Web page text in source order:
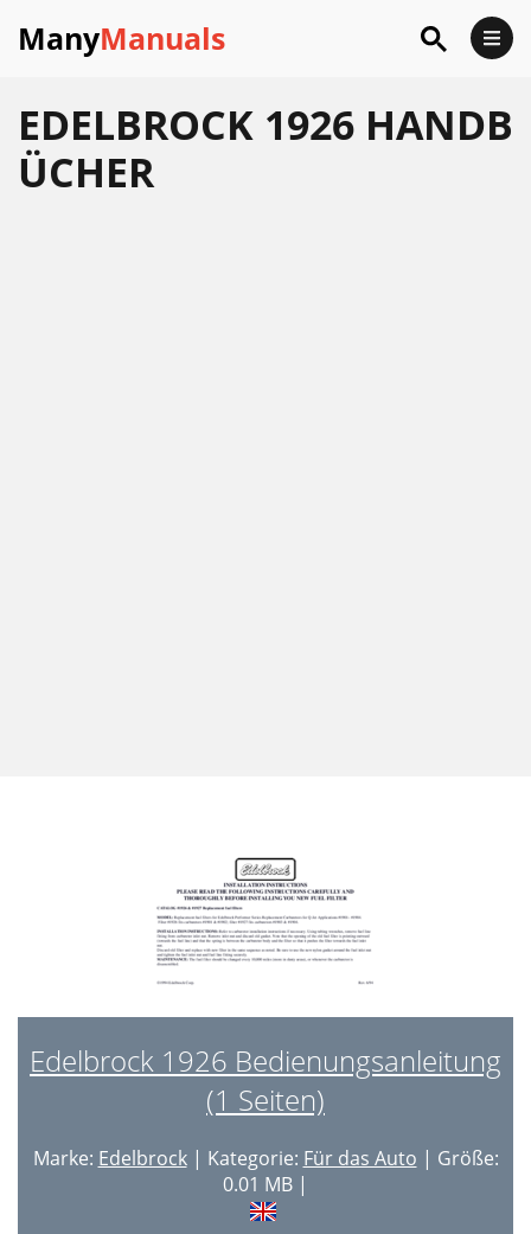
ManyManuals
EDELBROCK 1926 HANDB
ÜCHER
Edelbrock 1926 Bedienungsanleitung
(1 Seiten)
Marke: Edelbrock| Kategorie: Für das Auto | Größe:
0.01 MB |